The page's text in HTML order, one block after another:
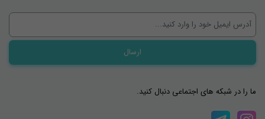
ما را در شبکه های اجتماعی دنبال کنید.